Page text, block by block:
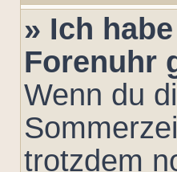
» Ich
Forenuhr
Wenn du
trotzdem